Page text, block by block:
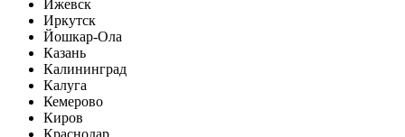
Ижевск
Иркутск
Йошкар-Ола
Казань
Калининград
Калуга
Кемерово
Киров
Краснодар